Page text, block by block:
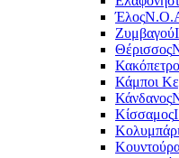
Έλος
Ζυμβαγού
Θέρισσος
Κάμποι
Κάνδανος
Κίσσαμος
Κολυμπάρι